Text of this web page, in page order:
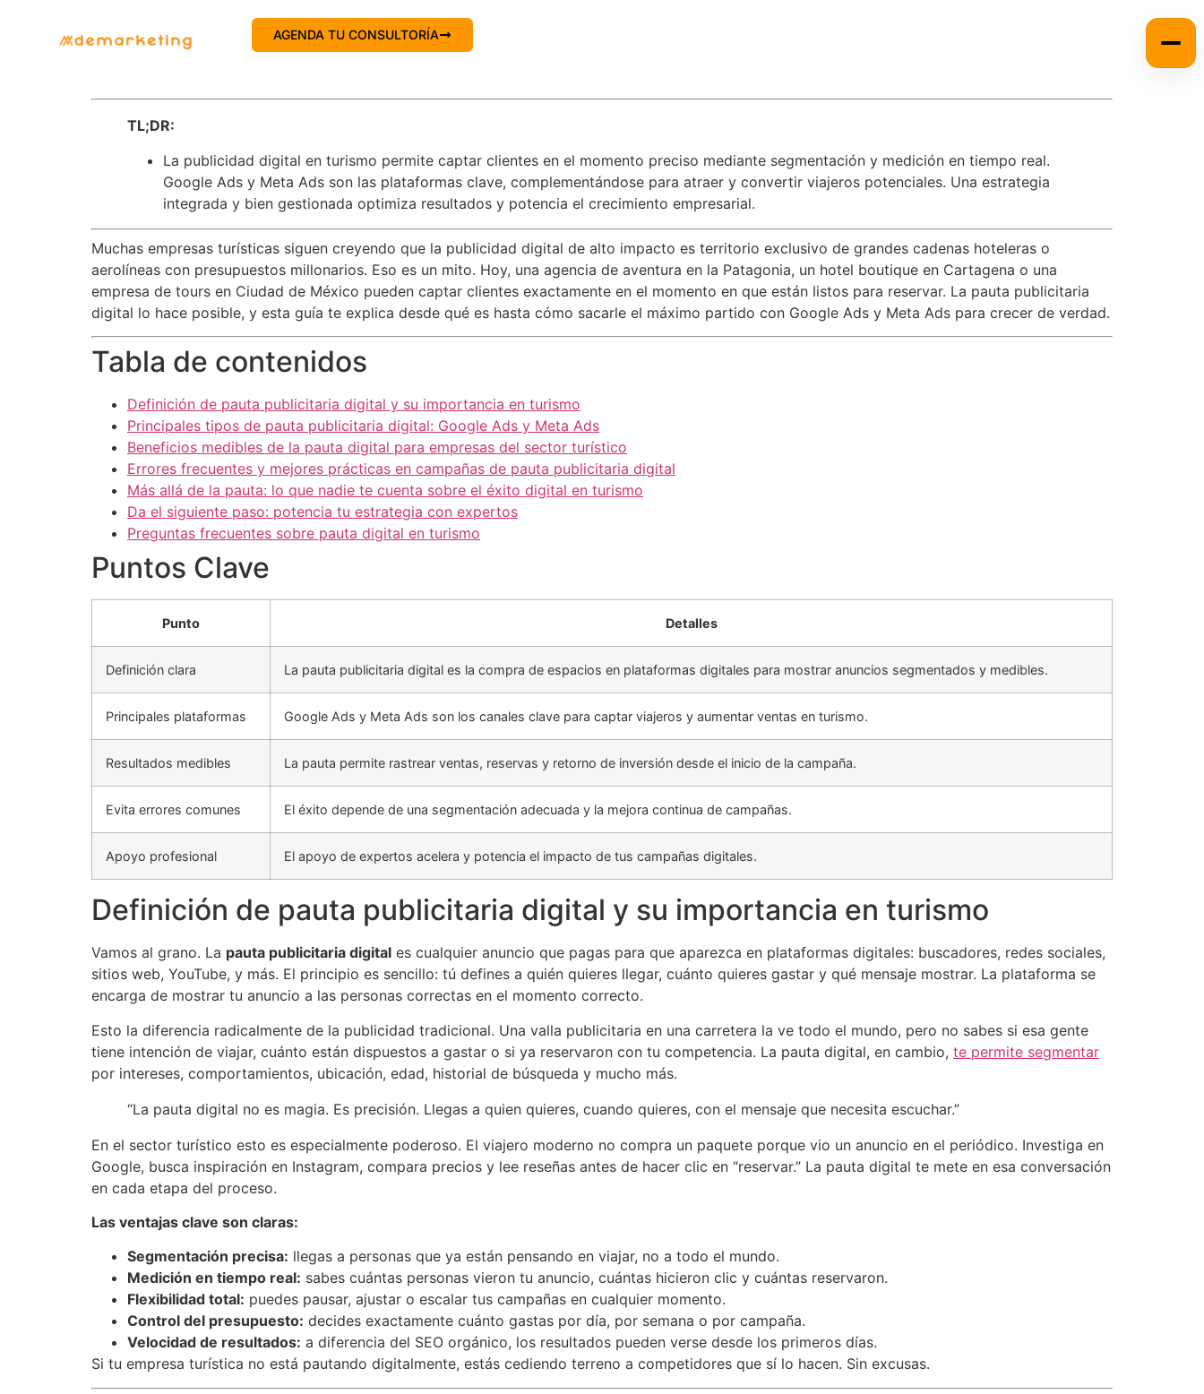
AGENDA TU CONSULTORÍA
TL;DR:
La publicidad digital en turismo permite captar clientes en el momento preciso mediante segmentación y medición en tiempo real.
Google Ads y Meta Ads son las plataformas clave, complementándose para atraer y convertir viajeros potenciales. Una estrategia
integrada y bien gestionada optimiza resultados y potencia el crecimiento empresarial.
Muchas empresas turísticas siguen creyendo que la publicidad digital de alto impacto es territorio exclusivo de grandes cadenas hoteleras o
aerolíneas con presupuestos millonarios. Eso es un mito. Hoy, una agencia de aventura en la Patagonia, un hotel boutique en Cartagena o una
empresa de tours en Ciudad de México pueden captar clientes exactamente en el momento en que están listos para reservar. La pauta publicitaria
digital lo hace posible, y esta guía te explica desde qué es hasta cómo sacarle el máximo partido con Google Ads y Meta Ads para crecer de verdad.
Tabla de contenidos
Definición de pauta publicitaria digital y su importancia en turismo
Principales tipos de pauta publicitaria digital: Google Ads y Meta Ads
Beneficios medibles de la pauta digital para empresas del sector turístico
Errores frecuentes y mejores prácticas en campañas de pauta publicitaria digital
Más allá de la pauta: lo que nadie te cuenta sobre el éxito digital en turismo
Da el siguiente paso: potencia tu estrategia con expertos
Preguntas frecuentes sobre pauta digital en turismo
Puntos Clave
Punto Detalles
Definición clara La pauta publicitaria digital es la compra de espacios en plataformas digitales para mostrar anuncios segmentados y medibles.
Principales plataformas Google Ads y Meta Ads son los canales clave para captar viajeros y aumentar ventas en turismo.
Resultados medibles La pauta permite rastrear ventas, reservas y retorno de inversión desde el inicio de la campaña.
Evita errores comunes El éxito depende de una segmentación adecuada y la mejora continua de campañas.
Apoyo profesional El apoyo de expertos acelera y potencia el impacto de tus campañas digitales.
Definición de pauta publicitaria digital y su importancia en turismo
Vamos al grano. La pauta publicitaria digital es cualquier anuncio que pagas para que aparezca en plataformas digitales: buscadores, redes sociales,
sitios web, YouTube, y más. El principio es sencillo: tú defines a quién quieres llegar, cuánto quieres gastar y qué mensaje mostrar. La plataforma se
encarga de mostrar tu anuncio a las personas correctas en el momento correcto.
Esto la diferencia radicalmente de la publicidad tradicional. Una valla publicitaria en una carretera la ve todo el mundo, pero no sabes si esa gente
tiene intención de viajar, cuánto están dispuestos a gastar o si ya reservaron con tu competencia. La pauta digital, en cambio, te permite segmentar
por intereses, comportamientos, ubicación, edad, historial de búsqueda y mucho más.
“La pauta digital no es magia. Es precisión. Llegas a quien quieres, cuando quieres, con el mensaje que necesita escuchar.”
En el sector turístico esto es especialmente poderoso. El viajero moderno no compra un paquete porque vio un anuncio en el periódico. Investiga en
Google, busca inspiración en Instagram, compara precios y lee reseñas antes de hacer clic en “reservar.” La pauta digital te mete en esa conversación
en cada etapa del proceso.
Las ventajas clave son claras:
Segmentación precisa: llegas a personas que ya están pensando en viajar, no a todo el mundo.
Medición en tiempo real: sabes cuántas personas vieron tu anuncio, cuántas hicieron clic y cuántas reservaron.
Flexibilidad total: puedes pausar, ajustar o escalar tus campañas en cualquier momento.
Control del presupuesto: decides exactamente cuánto gastas por día, por semana o por campaña.
Velocidad de resultados: a diferencia del SEO orgánico, los resultados pueden verse desde los primeros días.
Si tu empresa turística no está pautando digitalmente, estás cediendo terreno a competidores que sí lo hacen. Sin excusas.